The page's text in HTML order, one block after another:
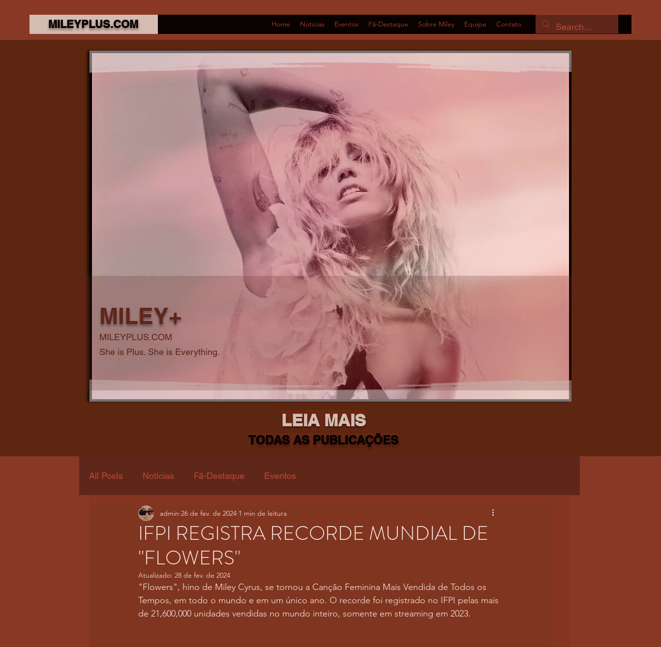
MILEYPLUS.COM Home Notícias Eventos Fã-Destaque Sobre Miley Equipe Contato
LEIA MAIS
TODAS AS PUBLICAÇÕES
All Posts Notícias Fã-Destaque Eventos
IFPI REGISTRA RECORDE MUNDIAL DE
"FLOWERS"
admin 26 de fev. de 2024 1 min de leitura
Atualizado: 28 de fev. de 2024
"Flowers", hino de Miley Cyrus, se tornou a Canção Feminina Mais Vendida de Todos os
Tempos, em todo o mundo e em um único ano. O recorde foi registrado no IFPI pelas mais
de 21,600,000 unidades vendidas no mundo inteiro, somente em streaming em 2023.
MILEY+
MILEYPLUS.COM
She is Plus. She is Everything.